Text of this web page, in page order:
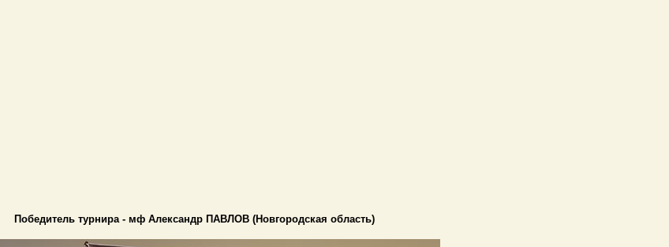
Победитель турнира - мф Александр ПАВЛОВ (Новгородская область)